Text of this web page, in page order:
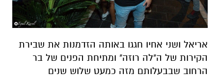
אריאל ושני אחיו חגגו באותה הזדמנות את שבירת
הקירות של ה"לה רוזה" ומתיחת הפנים של בר
הרחוב שבבעלותם מזה כמעט שלוש שנים